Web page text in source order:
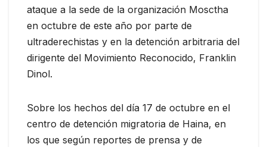
ataque a la sede de la organización Mosctha
en octubre de este año por parte de
ultraderechistas y en la detención arbitraria del
dirigente del Movimiento Reconocido, Franklin
Dinol.
Sobre los hechos del día 17 de octubre en el
centro de detención migratoria de Haina, en
los que según reportes de prensa y de